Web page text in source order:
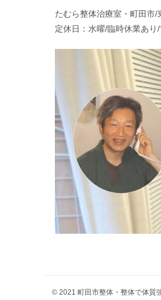
たむら整体治療室・町田市
定休日：水曜/臨時休業あ
© 2021 町田市整体・整体で体質